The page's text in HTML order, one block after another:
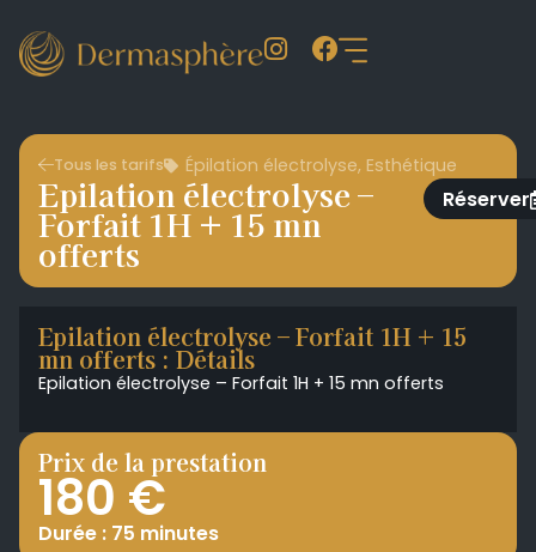
Tous les tarifs Épilation électrolyse, Esthétique
Epilation électrolyse –
Forfait 1H + 15 mn
offerts
Réserver
Epilation électrolyse – Forfait 1H + 15
mn offerts : Détails
Epilation électrolyse – Forfait 1H + 15 mn offerts
Prix de la prestation
180 €
Durée : 75 minutes